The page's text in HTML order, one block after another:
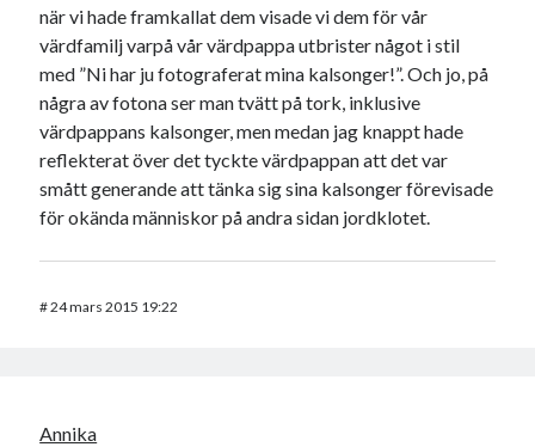
när vi hade framkallat dem visade vi dem för vår
värdfamilj varpå vår värdpappa utbrister något i stil
med ”Ni har ju fotograferat mina kalsonger!”. Och jo, på
några av fotona ser man tvätt på tork, inklusive
värdpappans kalsonger, men medan jag knappt hade
reflekterat över det tyckte värdpappan att det var
smått generande att tänka sig sina kalsonger förevisade
för okända människor på andra sidan jordklotet.
#24 mars 2015 19:22
Annika